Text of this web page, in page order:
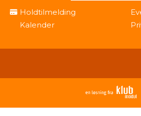
Holdtilmelding
Kalender